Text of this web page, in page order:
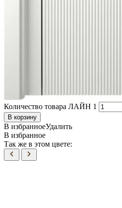
Количество товара ЛАЙН 1
В корзину
В избранноеУдалить
В избранное
Так же в этом цвете: